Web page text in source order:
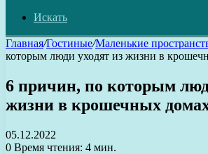
Искать
Главная/Гостиные/Маленькие
которым люди уходят из жизни в
6 причин, по которым
жизни в крошечных
05.12.2022
0 Время чтения: 4 мин.